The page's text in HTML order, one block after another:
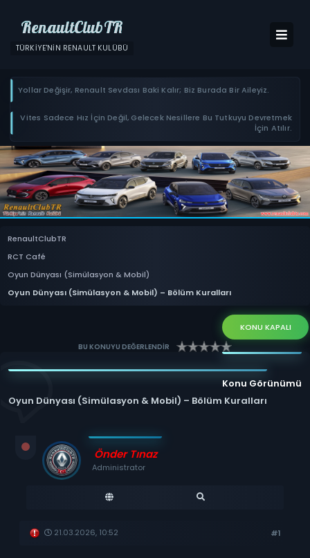
RenaultClubTR
TÜRKIYE'NIN RENAULT KULÜBÜ
Yollar Değişir, Renault Sevdası Baki Kalır; Biz Burada Bir Aileyiz.
Vites Sadece Hız İçin Değil, Gelecek Nesillere Bu Tutkuyu Devretmek
İçin Atılır.
RenaultClubTR
RCT Café
Oyun Dünyası (Simülasyon & Mobil)
Oyun Dünyası (Simülasyon & Mobil) – Bölüm Kuralları
KONU KAPALI
BU KONUYU DEĞERLENDİR
Konu Görünümü
Oyun Dünyası (Simülasyon & Mobil) – Bölüm Kuralları
Önder Tınaz
Administrator
21.03.2026, 10:52 #1